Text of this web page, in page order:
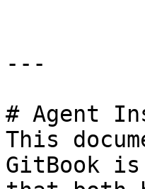
---
# Agent
This
GitBook